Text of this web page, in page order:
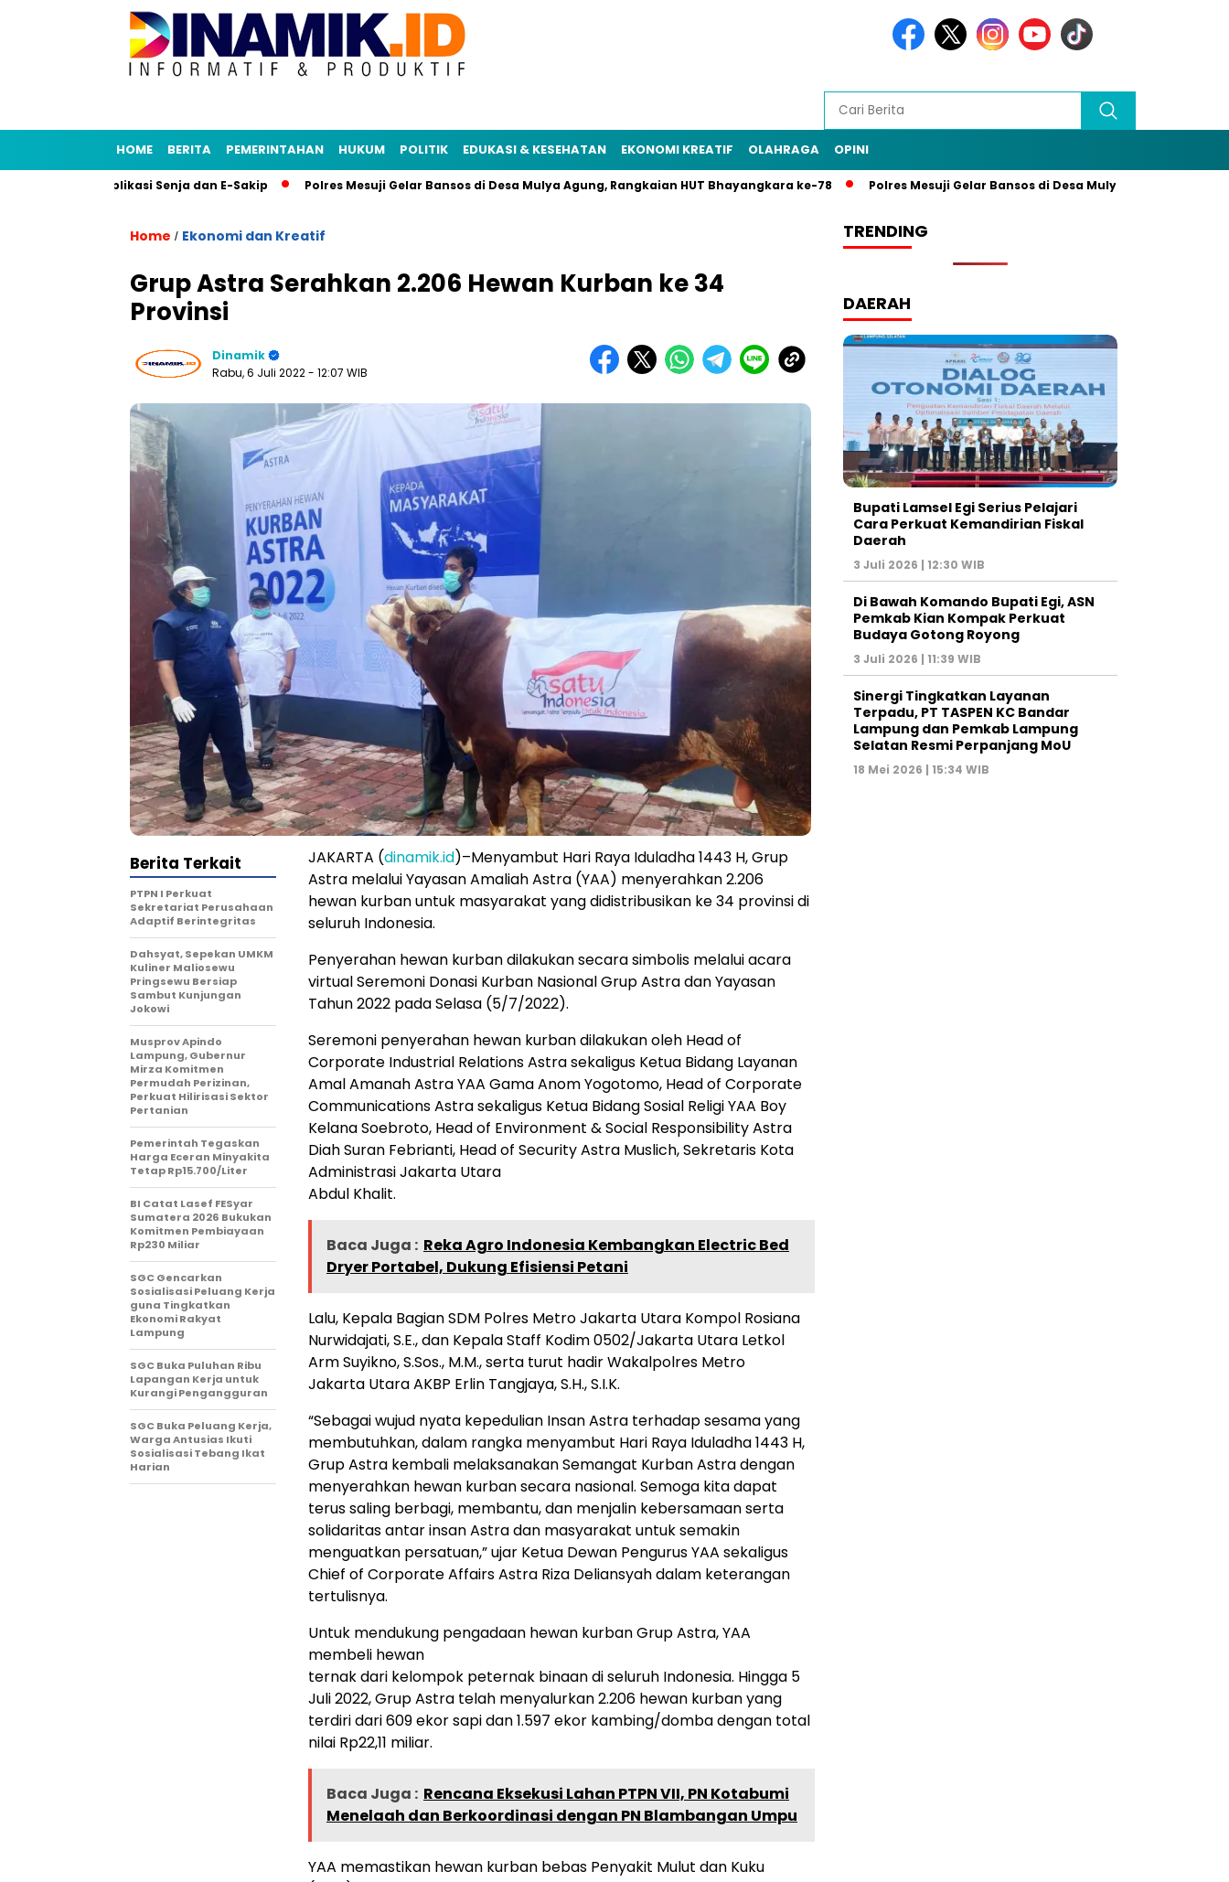
HOME BERITA PEMERINTAHAN HUKUM POLITIK EDUKASI & KESEHATAN EKONOMI KREATIF OLAHRAGA OPINI
Tiru Aplikasi Senja dan E-Sakip Polres Mesuji Gelar Bansos di Desa Mulya Agung, Rangkaian HUT Bhayangkara ke-78 Polres Mesuji Gelar Bansos di Desa Mulya Agung, Rangkaian
Home / Ekonomi dan Kreatif
Grup Astra Serahkan 2.206 Hewan Kurban ke 34
Provinsi
Dinamik
Rabu, 6 Juli 2022- 12:07 WIB
JAKARTA (dinamik.id)–Menyambut Hari Raya Iduladha 1443 H, Grup
Astra melalui Yayasan Amaliah Astra (YAA) menyerahkan 2.206
hewan kurban untuk masyarakat yang didistribusikan ke 34 provinsi di
seluruh Indonesia.
Penyerahan hewan kurban dilakukan secara simbolis melalui acara
virtual Seremoni Donasi Kurban Nasional Grup Astra dan Yayasan
Tahun 2022 pada Selasa (5/7/2022).
Seremoni penyerahan hewan kurban dilakukan oleh Head of
Corporate Industrial Relations Astra sekaligus Ketua Bidang Layanan
Amal Amanah Astra YAA Gama Anom Yogotomo, Head of Corporate
Communications Astra sekaligus Ketua Bidang Sosial Religi YAA Boy
Kelana Soebroto, Head of Environment & Social Responsibility Astra
Diah Suran Febrianti, Head of Security Astra Muslich, Sekretaris Kota
Administrasi Jakarta Utara
Abdul Khalit.
Baca Juga : Reka Agro Indonesia Kembangkan Electric Bed
Dryer Portabel, Dukung Efisiensi Petani
Lalu, Kepala Bagian SDM Polres Metro Jakarta Utara Kompol Rosiana
Nurwidajati, S.E., dan Kepala Staff Kodim 0502/Jakarta Utara Letkol
Arm Suyikno, S.Sos., M.M., serta turut hadir Wakalpolres Metro
Jakarta Utara AKBP Erlin Tangjaya, S.H., S.I.K.
“Sebagai wujud nyata kepedulian Insan Astra terhadap sesama yang
membutuhkan, dalam rangka menyambut Hari Raya Iduladha 1443 H,
Grup Astra kembali melaksanakan Semangat Kurban Astra dengan
menyerahkan hewan kurban secara nasional. Semoga kita dapat
terus saling berbagi, membantu, dan menjalin kebersamaan serta
solidaritas antar insan Astra dan masyarakat untuk semakin
menguatkan persatuan,” ujar Ketua Dewan Pengurus YAA sekaligus
Chief of Corporate Affairs Astra Riza Deliansyah dalam keterangan
tertulisnya.
Untuk mendukung pengadaan hewan kurban Grup Astra, YAA
membeli hewan
ternak dari kelompok peternak binaan di seluruh Indonesia. Hingga 5
Juli 2022, Grup Astra telah menyalurkan 2.206 hewan kurban yang
terdiri dari 609 ekor sapi dan 1.597 ekor kambing/domba dengan total
nilai Rp22,11 miliar.
Baca Juga : Rencana Eksekusi Lahan PTPN VII, PN Kotabumi
Menelaah dan Berkoordinasi dengan PN Blambangan Umpu
YAA memastikan hewan kurban bebas Penyakit Mulut dan Kuku
Berita Terkait
PTPN I Perkuat
Sekretariat Perusahaan
Adaptif Berintegritas
Dahsyat, Sepekan UMKM
Kuliner Maliosewu
Pringsewu Bersiap
Sambut Kunjungan
Jokowi
Musprov Apindo
Lampung, Gubernur
Mirza Komitmen
Permudah Perizinan,
Perkuat Hilirisasi Sektor
Pertanian
Pemerintah Tegaskan
Harga Eceran Minyakita
Tetap Rp15.700/Liter
BI Catat Lasef FESyar
Sumatera 2026 Bukukan
Komitmen Pembiayaan
Rp230 Miliar
SGC Gencarkan
Sosialisasi Peluang Kerja
guna Tingkatkan
Ekonomi Rakyat
Lampung
SGC Buka Puluhan Ribu
Lapangan Kerja untuk
Kurangi Pengangguran
SGC Buka Peluang Kerja,
Warga Antusias Ikuti
Sosialisasi Tebang Ikat
Harian
TRENDING
DAERAH
Bupati Lamsel Egi Serius Pelajari
Cara Perkuat Kemandirian Fiskal
Daerah
3 Juli 2026 | 12:30 WIB
Di Bawah Komando Bupati Egi, ASN
Pemkab Kian Kompak Perkuat
Budaya Gotong Royong
3 Juli 2026 | 11:39 WIB
Sinergi Tingkatkan Layanan
Terpadu, PT TASPEN KC Bandar
Lampung dan Pemkab Lampung
Selatan Resmi Perpanjang MoU
18 Mei 2026 | 15:34 WIB